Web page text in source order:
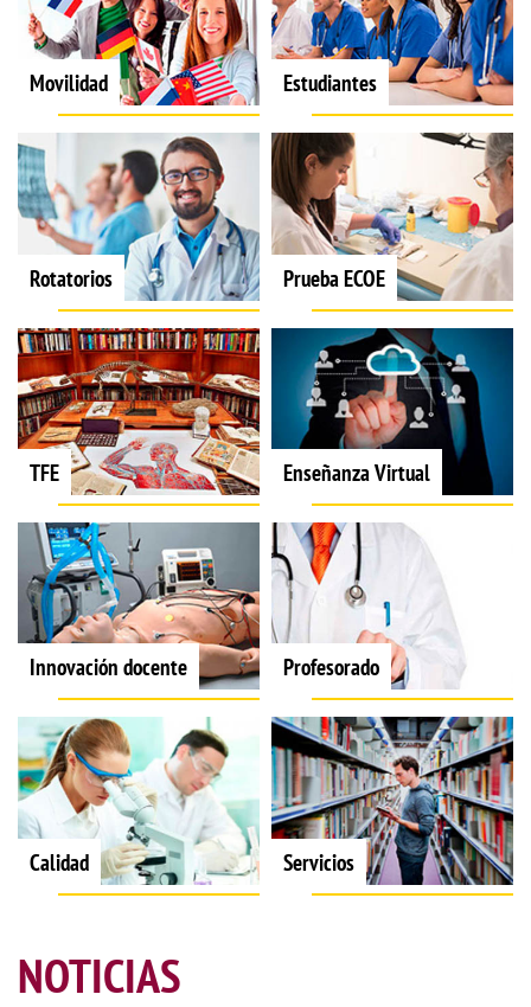
Movilidad Estudiantes
Rotatorios Prueba ECOE
TFE Enseñanza Virtual
Innovación docente Profesorado
Calidad Servicios
NOTICIAS